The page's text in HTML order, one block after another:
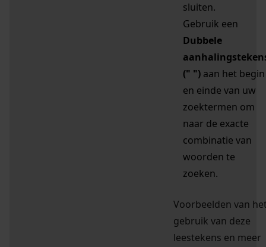
sluiten.
Gebruik een
Dubbele
(" ") aan het begin
en einde van uw
zoektermen om
naar de exacte
combinatie van
woorden te
zoeken.
Voorbeelden van
gebruik van deze
leestekens en meer